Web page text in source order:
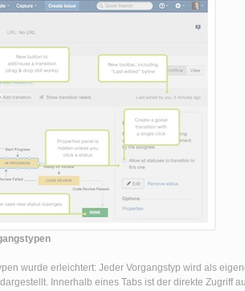
wurde erleichtert: Jeder Vorgangstyp wird als
Innerhalb eines Tabs ist der direkte Zugriff